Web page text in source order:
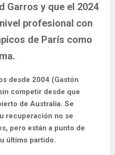
Garros y que el 2024
profesional con
de París como
desde 2004 (Gastón
competir desde que
de Australia. Se
recuperación no se
pero están a punto de
último partido.